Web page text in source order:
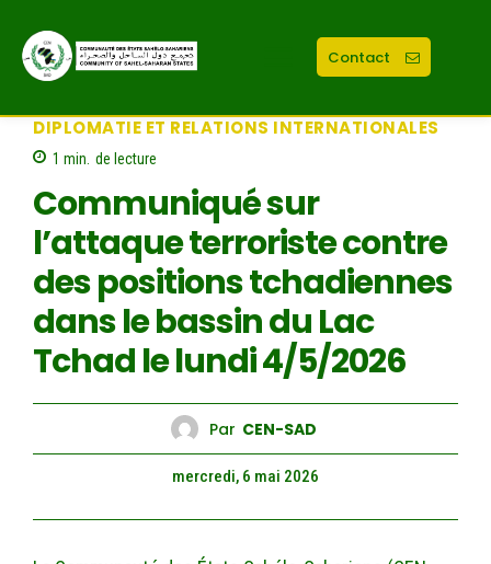
Contact
DIPLOMATIE ET RELATIONS INTERNATIONALES
1 min. de lecture
Communiqué sur
l’attaque terroriste contre
des positions tchadiennes
dans le bassin du Lac
Tchad le lundi 4/5/2026
Par CEN-SAD
mercredi, 6 mai 2026